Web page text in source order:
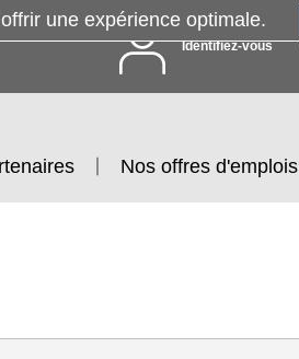
Identifiez-vous
Nos offres d'emplois
offrir une expérience optimale.